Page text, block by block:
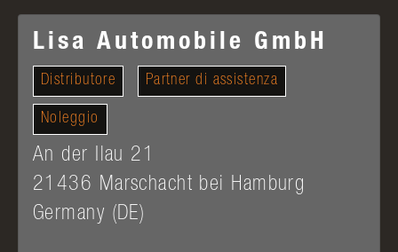
Lisa Automobile GmbH
Distributore Partner di assistenza
Noleggio
An der Ilau 21
21436 Marschacht bei Hamburg
Germany (DE)